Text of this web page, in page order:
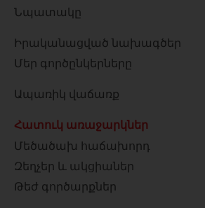
Նպատակը
Իրականացված նախագծեր
Մեր գործընկերները
Ապառիկ վաճառք
Հատուկ առաջարկներ
Մեծածախ հաճախորդ
Զեղչեր և ակցիաներ
Թեժ գործարքներ